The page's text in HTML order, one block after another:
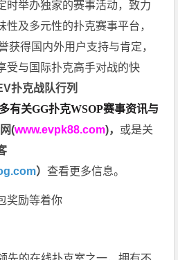
时举办独家的赛事活动，致力
及多元性的扑克赛事平台，
获得国内外用户支持与肯定，
受与国际扑克高手对战的快
扑克战队行列
有关GG扑克WSOP赛事资讯与
(www.evpk88.com)， 或是关
）查看更多信息。
奖励等着你